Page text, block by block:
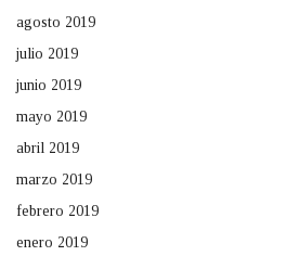
agosto 2019
julio 2019
junio 2019
mayo 2019
abril 2019
marzo 2019
febrero 2019
enero 2019